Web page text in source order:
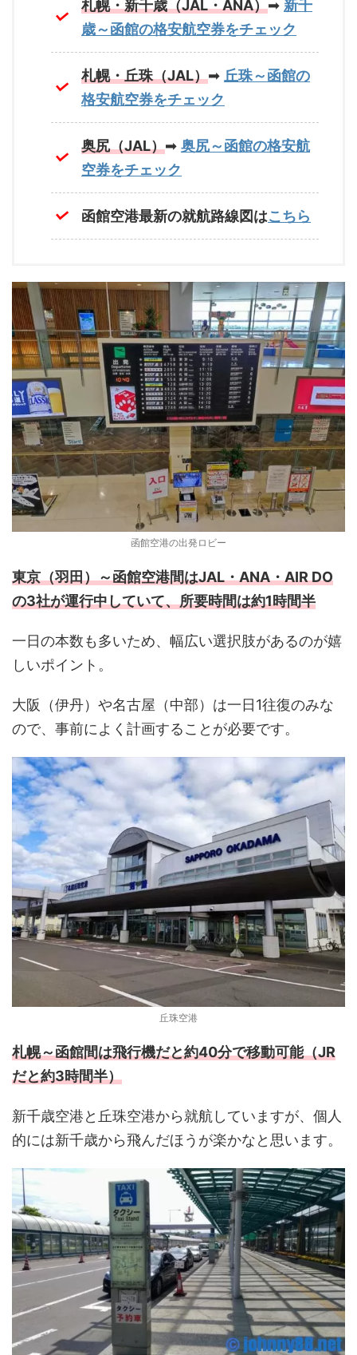
札幌・新千歳（JAL・ANA）➡ 新千
歳～函館の格安航空券をチェック
札幌・丘珠（JAL）➡ 丘珠～函館の
格安航空券をチェック
奥尻（JAL）➡ 奥尻～函館の格安航
空券をチェック
函館空港最新の就航路線図はこちら
函館空港の出発ロビー
東京（羽田）～函館空港間はJAL・ANA・AIR DO
の3社が運行中していて、所要時間は約1時間半
一日の本数も多いため、幅広い選択肢があるのが嬉
しいポイント。
大阪（伊丹）や名古屋（中部）は一日1往復のみな
ので、事前によく計画することが必要です。
丘珠空港
札幌～函館間は飛行機だと約40分で移動可能（JR
だと約3時間半）
新千歳空港と丘珠空港から就航していますが、個人
的には新千歳から飛んだほうが楽かなと思います。